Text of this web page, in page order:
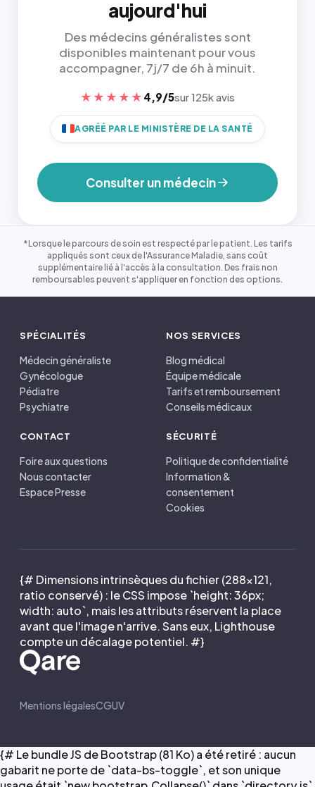
aujourd'hui
Des médecins généralistes sont
disponibles maintenant pour vous
accompagner, 7j/7 de 6h à minuit.
★★★★★ 4,9/5sur 125k avis
AGRÉÉ PAR LE MINISTÈRE DE LA SANTÉ
Consulter un médecin
*Lorsque le parcours de soin est respecté par le patient. Les tarifs
appliqués sont ceux de l'Assurance Maladie, sans coût
supplémentaire lié à l'accès à la consultation. Des frais non
remboursables peuvent s'appliquer en fonction des options.
SPÉCIALITÉS
Médecin généraliste
Gynécologue
Pédiatre
Psychiatre
NOS SERVICES
Blog médical
Équipe médicale
Tarifs et remboursement
Conseils médicaux
CONTACT
Foire aux questions
Nous contacter
Espace Presse
SÉCURITÉ
Politique de confidentialité
Information &
consentement
Cookies
{# Dimensions intrinsèques du fichier (288×121,
ratio conservé) : le CSS impose `height: 36px;
width: auto`, mais les attributs réservent la place
avant que l'image n'arrive. Sans eux, Lighthouse
compte un décalage potentiel. #}
Mentions légalesCGUV
{# Le bundle JS de Bootstrap (81 Ko) a été retiré : aucun
gabarit ne porte de `data-bs-toggle`, et son unique